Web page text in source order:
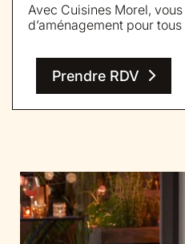
Avec Cuisines Morel,
d’aménagement pour
Prendre RDV